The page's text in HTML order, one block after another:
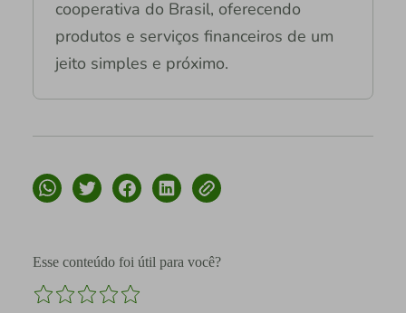
cooperativa do Brasil, oferecendo
produtos e serviços financeiros de um
jeito simples e próximo.
Esse conteúdo foi útil para você?